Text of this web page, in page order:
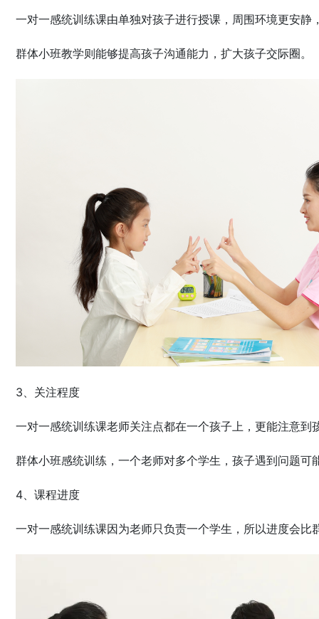
一对一感统训练课由单独对孩子进行授课，周围环境更安静
群体小班教学则能够提高孩子沟通能力，扩大孩子交际圈。
3、关注程度
一对一感统训练课老师关注点都在一个孩子上，更能注意到
群体小班感统训练，一个老师对多个学生，孩子遇到问题可
4、课程进度
一对一感统训练课因为老师只负责一个学生，所以进度会比